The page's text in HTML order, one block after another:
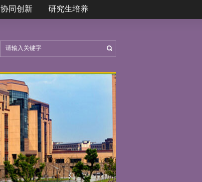
协同创新 研究生培养